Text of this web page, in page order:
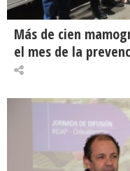
Más de cien
el mes de la